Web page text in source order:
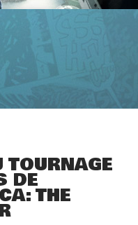
TOURNAGE
DE
THE